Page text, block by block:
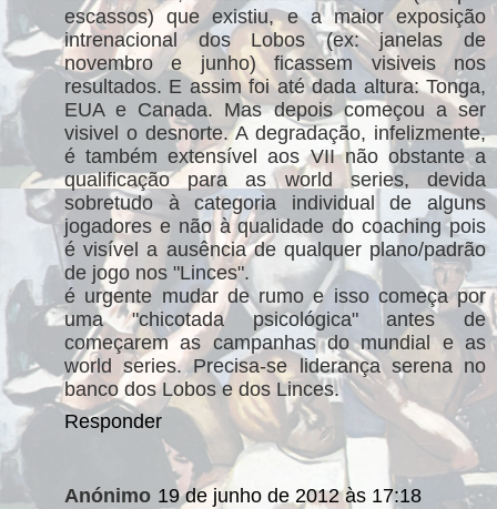
escassos) que existiu, e a maior exposição
intrenacional dos Lobos (ex: janelas de
novembro e junho) ficassem visiveis nos
resultados. E assim foi até dada altura: Tonga,
EUA e Canada. Mas depois começou a ser
visivel o desnorte. A degradação, infelizmente,
é também extensível aos VII não obstante a
qualificação para as world series, devida
sobretudo à categoria individual de alguns
jogadores e não à qualidade do coaching pois
é visível a ausência de qualquer plano/padrão
de jogo nos "Linces".
é urgente mudar de rumo e isso começa por
uma "chicotada psicológica" antes de
começarem as campanhas do mundial e as
world series. Precisa-se liderança serena no
banco dos Lobos e dos Linces.
Responder
Anónimo 19 de junho de 2012 às 17:18